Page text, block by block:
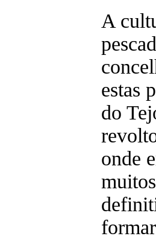
A
estas
do
onde